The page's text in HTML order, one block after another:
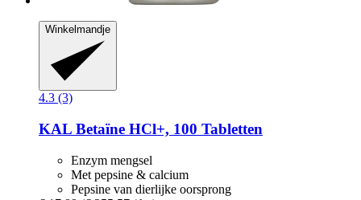
Winkelmandje
4.3 (3)
KAL Betaïne HCl+, 100 Tabletten
Enzym mengsel
Met pepsine & calcium
Pepsine van dierlijke oorsprong